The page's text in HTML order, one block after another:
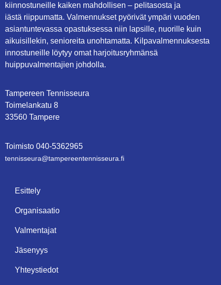
kiinnostuneille kaiken mahdollisen – pelitasosta ja
iästä riippumatta. Valmennukset pyörivät ympäri vuoden
asiantuntevassa opastuksessa niin lapsille, nuorille kuin
aikuisillekin, senioreita unohtamatta. Kilpavalmennuksesta
innostuneille löytyy omat harjoitusryhmänsä
huippuvalmentajien johdolla.
Tampereen Tennisseura
Toimelankatu 8
33560 Tampere
Toimisto 040-5362965
tennisseura@tampe­reen­ten­nis­seu­ra.fi
Esittely
Organisaatio
Valmentajat
Jäsenyys
Yhteystiedot